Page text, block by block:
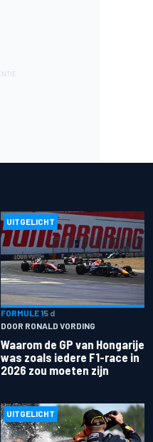
UITGELICHT
FORMULE 15 d
DOOR RONALD VORDING
Waarom de GP van Hongarije
was zoals iedere F1-race in
2026 zou moeten zijn
UITGELICHT